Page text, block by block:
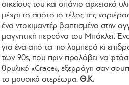
οικείους του και σπάνιο αρχειακό
μέχρι το απότομο τέλος της
ένα ντοκιμαντέρ βαπτισμένο στην
μαγνητική περσόνα του Μπάκλεϊ.
για ένα από τα πιο λαμπερά κι
των 90s, που πριν προλάβει να
θρυλικό «Grace», εξερράγη σαν
το μουσικό στερέωμα. Θ.Κ.